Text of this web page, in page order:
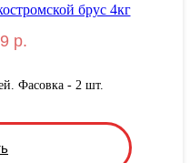
р.
Фасовка - 2 шт.